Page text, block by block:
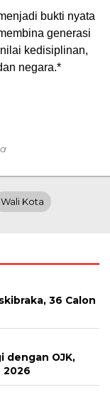
bukti nyata
generasi
kedisiplinan,
negara.*
Wali Kota
36 Calon
dengan OJK,
2026